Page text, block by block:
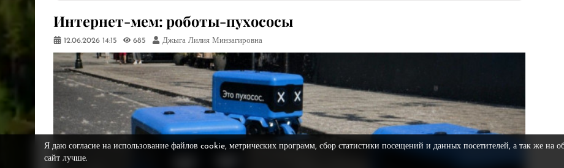
​Интернет-мем: роботы-пухососы
12.06.2026 14:15 685 Джыга Лилия Минзагировна
Я даю согласие на использование файлов cookie, метрических программ, сбор статистики посещений и данных посетителей, а так же на
сайт лучше.